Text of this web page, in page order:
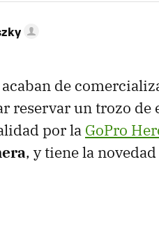
de
reservar un trozo de
por la GoPro
, y tiene la